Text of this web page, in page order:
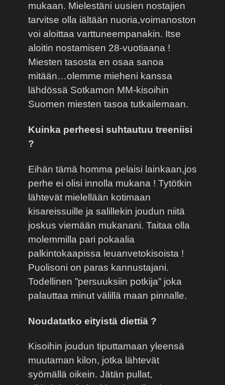
mukaan. Mielestäni uusien nostajien
tarvitse olla iältään nuoria,voimanoston
voi aloittaa varttuneempanakin. Itse
aloitin nostamisen 28-vuotiaana !
Miesten tasosta en osaa sanoa
mitään…olemme mieheni kanssa
lähdössä Sotkamon MM-kisoihin
Suomen miesten tasoa tutkailemaan.
Kuinka perheesi suhtautuu treeniisi
?
Eihän tämä homma pelaisi lainkaan,jos
perhe ei olisi innolla mukana ! Tytötkin
lähtevät mielellään kotimaan
kisareissuille ja salillekin joudun niitä
joskus viemään mukanani. Taitaa olla
molemmilla pari pokaalia
palkintokaapissa leuanvetokisoista !
Puolisoni on paras kannustajani.
Todellinen ”persuuksiin potkija” joka
palauttaa minut välillä maan pinnalle.
Noudatatko eityistä diettiä ?
Kisoihin joudun tiputtamaan yleensä
muutaman kilon, jotka lähtevät
syömällä oikein. Jätän pullat,